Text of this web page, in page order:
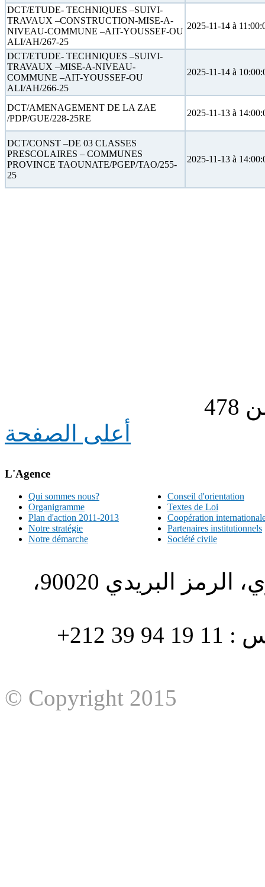
DCT/ETUDE- TECHNIQUES –SUIVI-
TRAVAUX –CONSTRUCTION-MISE-A-
NIVEAU-COMMUNE –AIT-YOUSSEF-OU
ALI/AH/267-25
2025-11-14 à
DCT/ETUDE- TECHNIQUES –SUIVI-
TRAVAUX –MISE-A-NIVEAU-
COMMUNE –AIT-YOUSSEF-OU
ALI/AH/266-25
2025-11-14 à
DCT/AMENAGEMENT DE LA ZAE
/PDP/GUE/228-25RE
2025-11-13 à
DCT/CONST –DE 03 CLASSES
PRESCOLAIRES – COMMUNES
PROVINCE TAOUNATE/PGEP/TAO/255-
25
2025-11-13 à
أعلى الصفحة
L'Agence
Qui sommes nous?
Organigramme
Plan d'action 2011-2013
Notre stratégie
Notre démarche
Conseil d'orientation
Textes de Loi
Coopération
Partenaires institutionnels
Société civile
الطبري ص.ب. 1196، الحي الاداري، الرمز البريدي 90020،
هاتف : 90/88 32 94 39 212+ فاكس : 11 19 94 39 212+
© Copyright 2015